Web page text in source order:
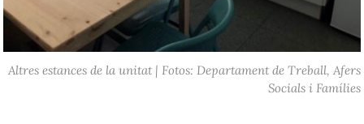
Altres estances de la unitat | Fotos: Departament de Treball, Afers
Socials i Famílies